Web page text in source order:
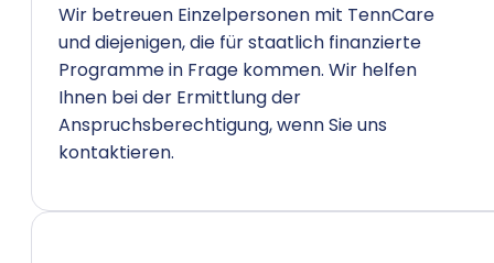
Wir betreuen Einzelpersonen mit TennCare
und diejenigen, die für staatlich finanzierte
Programme in Frage kommen. Wir helfen
Ihnen bei der Ermittlung der
Anspruchsberechtigung, wenn Sie uns
kontaktieren.